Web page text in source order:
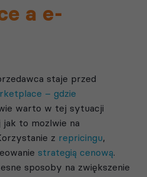
a e-
staje przed
– gdzie
warto w tej sytuacji
to mozlwie na
z repricingu,
strategią cenową.
sposoby na zwiększenie